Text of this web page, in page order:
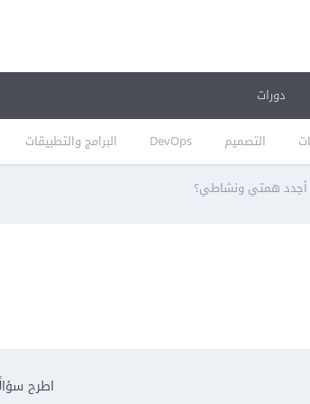
التصميم DevOps البرامج والتطبيقات
دورات
همتي ونشاطي؟
اطرح